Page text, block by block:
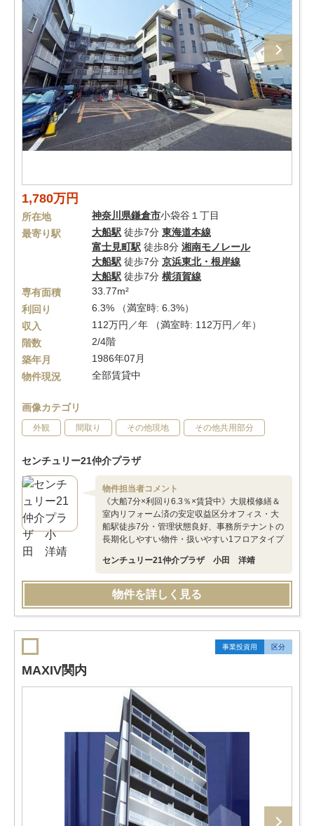
1,780万円
所在地 神奈川県鎌倉市小袋谷１丁目
最寄り駅
大船駅 徒歩7分 東海道本線
富士見町駅 徒歩8分 湘南モノレール
大船駅 徒歩7分 京浜東北・根岸線
大船駅 徒歩7分 横須賀線
専有面積
33.77m²
利回り
6.3% （満室時: 6.3%）
収入
112万円／年 （満室時: 112万円／年）
階数
2/4階
築年月
1986年07月
物件現況
全部賃貸中
画像カテゴリ
外観 間取り その他現地 その他共用部分
センチュリー21仲介プラザ
物件担当者コメント
《大船7分×利回り6.3％×賃貸中》大規模修繕＆
室内リフォーム済の安定収益区分オフィス・大
船駅徒歩7分・管理状態良好、事務所テナントの
長期化しやすい物件・扱いやすい1フロアタイプ
センチュリー21仲介プラザ 小田 洋靖
物件を詳しく見る
事業投資用 区分
MAXIV関内